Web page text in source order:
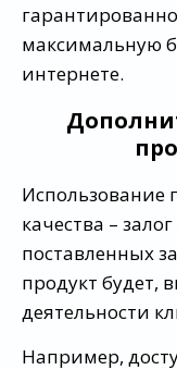
максимальную
интернете.
Использование
качества –
поставленных
продукт будет,
деятельности
Например,